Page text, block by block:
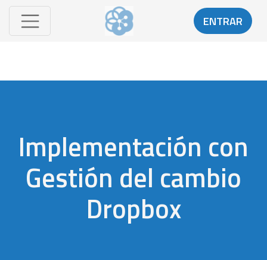
ENTRAR
Implementación con
Gestión del cambio
Dropbox